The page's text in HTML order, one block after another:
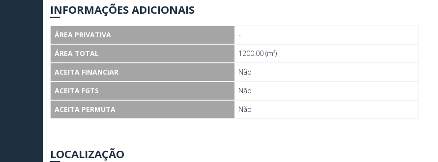
INFORMAÇÕES ADICIONAIS
ÁREA PRIVATIVA -
ÁREA TOTAL
1200.00 (m²)
ACEITA FINANCIAR
Não
ACEITA FGTS
Não
ACEITA PERMUTA
Não
LOCALIZAÇÃO